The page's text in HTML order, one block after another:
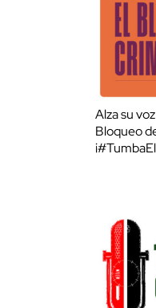
Alza su
Bloqueo